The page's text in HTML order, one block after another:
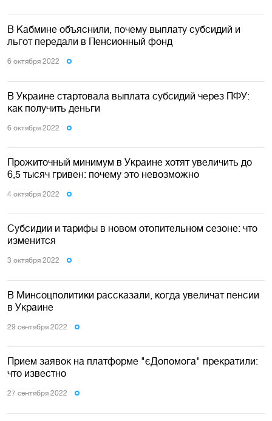
В Кабмине объяснили, почему выплату субсидий и
льгот передали в Пенсионный фонд
6 октября 2022
В Украине стартовала выплата субсидий через ПФУ:
как получить деньги
6 октября 2022
Прожиточный минимум в Украине хотят увеличить до
6,5 тысяч гривен: почему это невозможно
4 октября 2022
Cубсидии и тарифы в новом отопительном сезоне: что
изменится
3 октября 2022
В Минсоцполитики рассказали, когда увеличат пенсии
в Украине
29 сентября 2022
Прием заявок на платформе "єДопомога" прекратили:
что известно
27 сентября 2022